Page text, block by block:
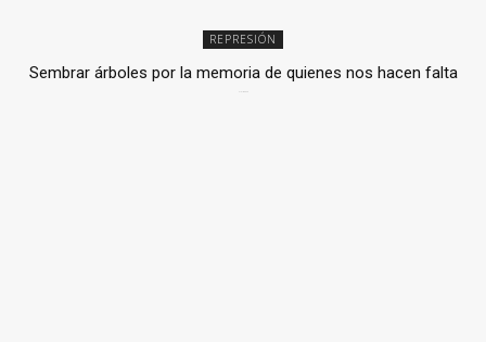
REPRESIÓN
Sembrar árboles por la memoria de quienes nos hacen falta